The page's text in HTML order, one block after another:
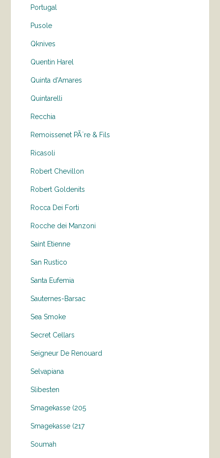
Portugal
Pusole
Qknives
Quentin Harel
Quinta d'Amares
Quintarelli
Recchia
Remoissenet PÃ¨re & Fils
Ricasoli
Robert Chevillon
Robert Goldenits
Rocca Dei Forti
Rocche dei Manzoni
Saint Etienne
San Rustico
Santa Eufemia
Sauternes-Barsac
Sea Smoke
Secret Cellars
Seigneur De Renouard
Selvapiana
Slibesten
Smagekasse (205
Smagekasse (217
Soumah